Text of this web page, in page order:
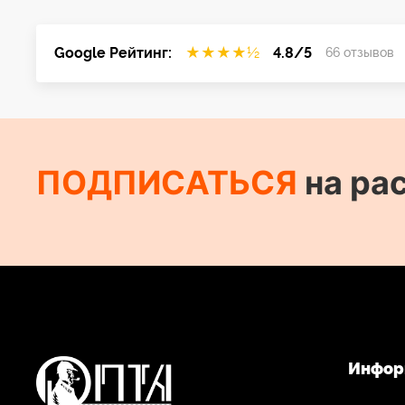
В комплект входит зарядный футляр
Google Рейтинг: ★ ★ ★ ★½ 4.8/5 66 отзывов
ПОДПИСАТЬСЯ на